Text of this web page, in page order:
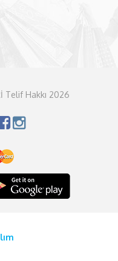
Telif Hakkı 2026